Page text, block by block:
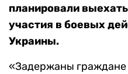
планировали
участия в боевых
Украины.
«Задержаны граждане